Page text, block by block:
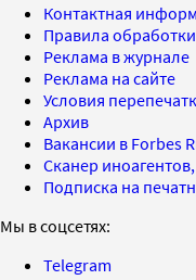
Контактная
Правила обработки
Реклама в журнале
Реклама на сайте
Условия
Архив
Вакансии в Forbes
Сканер
Подписка на
Мы в соцсетях:
Telegram